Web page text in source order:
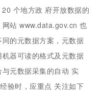
个地方政 府开放数据的
站 www.data.gov.cn 也
的元数据方案，元数据
器可读的格式及元数据
元数据采集的自动 实
验时，应重点 关注如下